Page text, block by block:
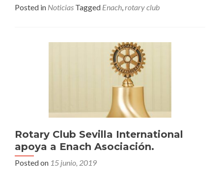
Sevilla
a
Asociación
Posted in Noticias Tagged Enach,rotary club
Rotary Club Sevilla International
apoya a Enach Asociación.
Posted on 15 junio, 2019